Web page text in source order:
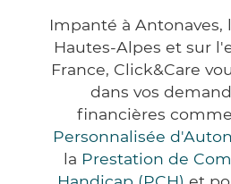
Impanté à
Hautes-Alpes et sur
France, Click&Care
dans vos
financières comme
Personnalisée
la Prestation de